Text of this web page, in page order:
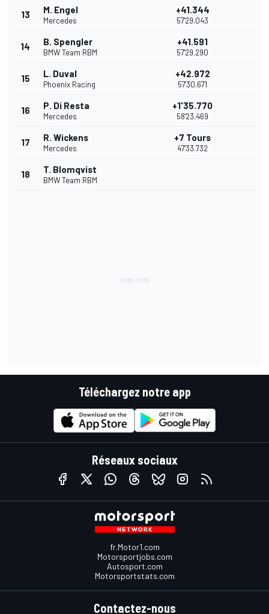
13 M. Engel
Mercedes
+41.344
57'29.043
14 B. Spengler
BMW Team RBM
+41.591
57'29.290
15 L. Duval
Phoenix Racing
+42.972
57'30.671
16 P. Di Resta
Mercedes
+1'35.770
58'23.469
17 R. Wickens
Mercedes
+7 Tours
47'33.732
18 T. Blomqvist
BMW Team RBM
Téléchargez notre app
Réseaux sociaux
fr.Motor1.com
Motorsportjobs.com
Autosport.com
Motorsportstats.com
Contactez-nous